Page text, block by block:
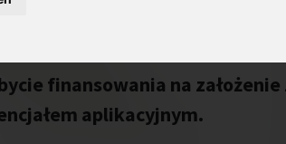
finansowania na
aplikacyjnym.